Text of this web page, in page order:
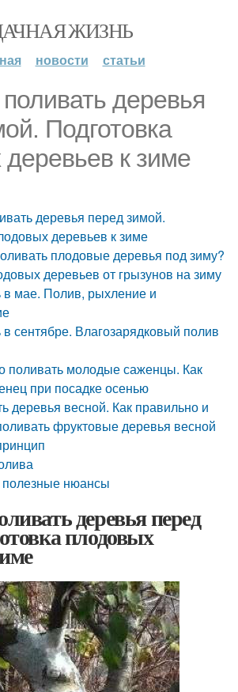
ЖИЗНЬ
новости статьи
деревья
Подготовка
к зиме
деревья перед зимой.
деревьев к зиме
плодовые деревья под зиму?
деревьев от грызунов на зиму
в мае. Полив, рыхление и
сентябре. Влагозарядковый полив
поливать молодые саженцы. Как
при посадке осенью
деревья весной. Как правильно и
фруктовые деревья весной
нюансы
деревья перед
плодовых